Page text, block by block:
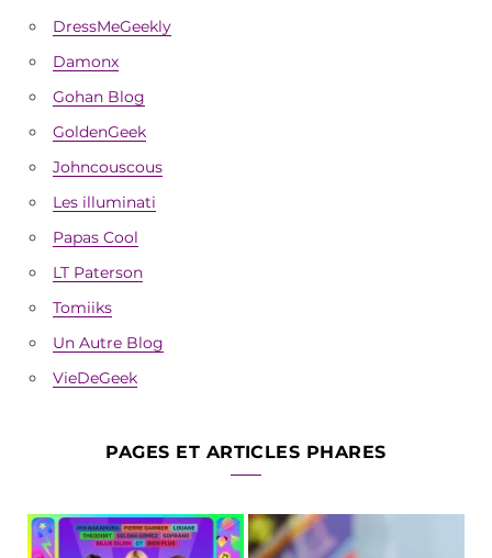
DressMeGeekly
Damonx
Gohan Blog
GoldenGeek
Johncouscous
Les illuminati
Papas Cool
LT Paterson
Tomiiks
Un Autre Blog
VieDeGeek
PAGES ET ARTICLES PHARES